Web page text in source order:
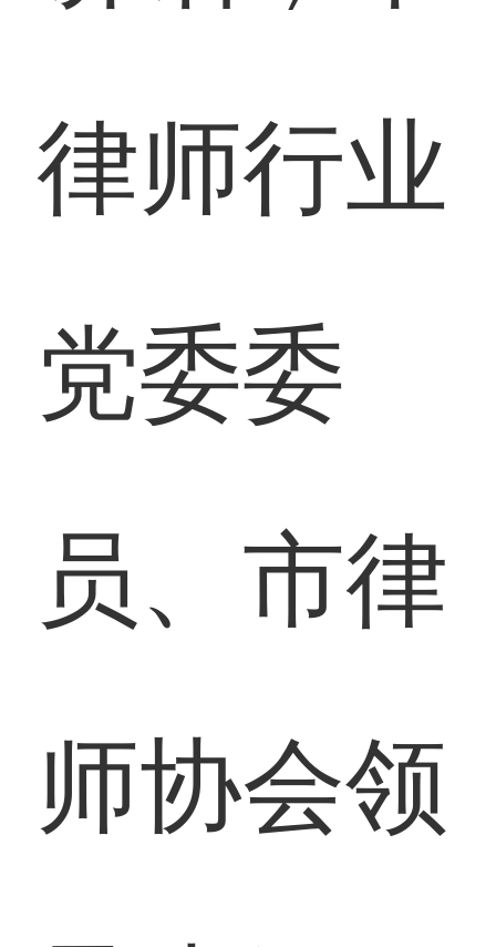
律师行业
党委委
员、市律
师协会领